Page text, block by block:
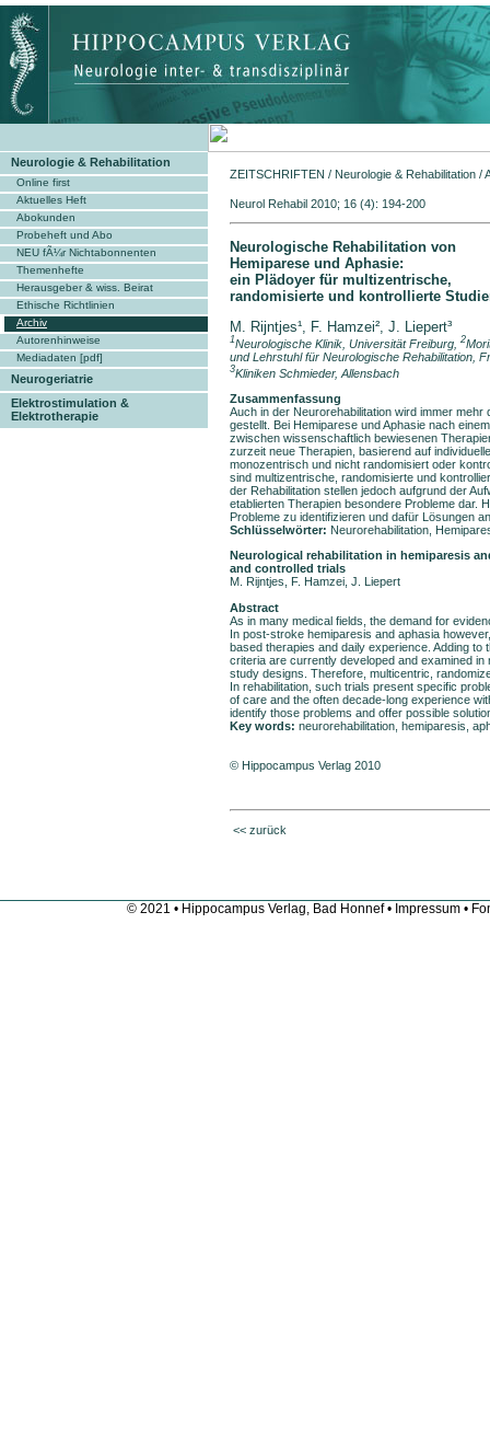
Neurologie & Rehabilitation
Online first
Aktuelles Heft
Abokunden
Probeheft und Abo
NEU fÃ¼r Nichtabonnenten
Themenhefte
Herausgeber & wiss. Beirat
Ethische Richtlinien
Archiv
Autorenhinweise
Mediadaten [pdf]
Neurogeriatrie
Elektrostimulation &
Elektrotherapie
ZEITSCHRIFTEN / Neurologie & Rehabilitation /
Neurol Rehabil 2010; 16
Neurologische Rehabilitation von
Hemiparese und Aphasie:
ein Plädoyer für multizentrische,
randomisierte und kontrollierte
M. Rijntjes¹, F. Hamzei², J. Liepert³
1Neurologische Klinik, Universität Freiburg, 2
und Lehrstuhl für Neurologische Rehabilitation,
3Kliniken Schmieder, Allensbach
Zusammenfassung
Auch in der Neurorehabilitation wird immer
gestellt. Bei Hemiparese und Aphasie nach
zwischen wissenschaftlich bewiesenen
zurzeit neue Therapien, basierend auf
monozentrisch und nicht randomisiert oder
sind multizentrische, randomisierte und
der Rehabilitation stellen jedoch aufgrund der
etablierten Therapien besondere Probleme dar.
Probleme zu identifizieren und dafür Lösungen
Schlüsselwörter: Neurorehabilitation,
Neurological rehabilitation in hemiparesis
and controlled trials
M. Rijntjes, F. Hamzei, J. Liepert
Abstract
As in many medical fields, the demand for
In post-stroke hemiparesis and aphasia
based therapies and daily experience. Adding to
criteria are currently developed and examined
study designs. Therefore, multicentric,
In rehabilitation, such trials present specific
of care and the often decade-long experience
identify those problems and offer possible
Key words: neurorehabilitation, hemiparesis,
© Hippocampus Verlag 2010
<< zurück
© 2021 • Hippocampus Verlag, Bad Honnef • Impressum •